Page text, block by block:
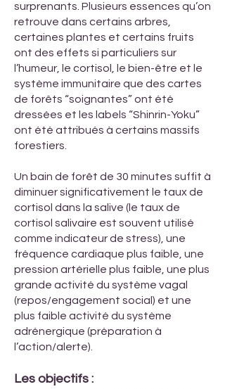
surprenants. Plusieurs essences qu’on
retrouve dans certains arbres,
certaines plantes et certains fruits
ont des effets si particuliers sur
l’humeur, le cortisol, le bien-être et le
système immunitaire que des cartes
de forêts “soignantes” ont été
dressées et les labels “Shinrin-Yoku”
ont été attribués à certains massifs
forestiers.
Un bain de forêt de 30 minutes suffit à
diminuer significativement le taux de
cortisol dans la salive (le taux de
cortisol salivaire est souvent utilisé
comme indicateur de stress), une
fréquence cardiaque plus faible, une
pression artérielle plus faible, une plus
grande activité du système vagal
(repos/engagement social) et une
plus faible activité du système
adrénergique (préparation à
l’action/alerte).
Les objectifs :